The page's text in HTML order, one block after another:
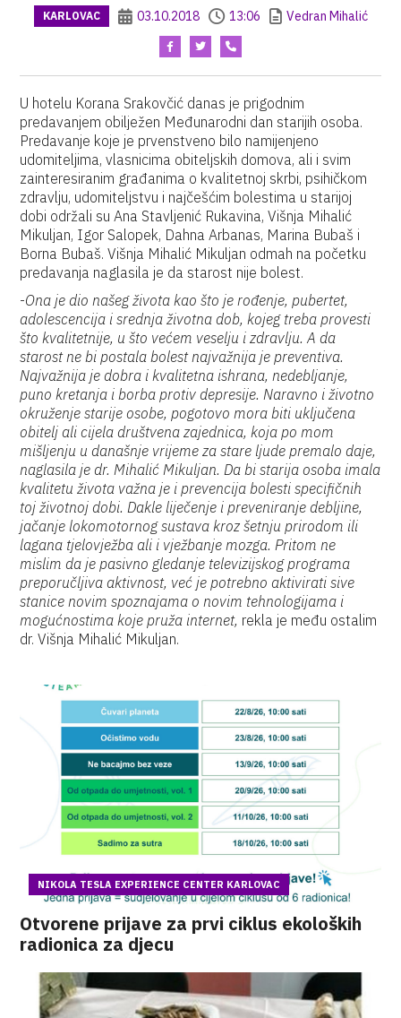
KARLOVAC 03.10.2018 13:06 Vedran Mihalić
U hotelu Korana Srakovčić danas je prigodnim
predavanjem obilježen Međunarodni dan starijih osoba.
Predavanje koje je prvenstveno bilo namijenjeno
udomiteljima, vlasnicima obiteljskih domova, ali i svim
zainteresiranim građanima o kvalitetnoj skrbi, psihičkom
zdravlju, udomiteljstvu i najčešćim bolestima u starijoj
dobi održali su Ana Stavljenić Rukavina, Višnja Mihalić
Mikuljan, Igor Salopek, Dahna Arbanas, Marina Bubaš i
Borna Bubaš. Višnja Mihalić Mikuljan odmah na početku
predavanja naglasila je da starost nije bolest.
-Ona je dio našeg života kao što je rođenje, pubertet,
adolescencija i srednja životna dob, kojeg treba provesti
što kvalitetnije, u što većem veselju i zdravlju. A da
starost ne bi postala bolest najvažnija je preventiva.
Najvažnija je dobra i kvalitetna ishrana, nedebljanje,
puno kretanja i borba protiv depresije. Naravno i životno
okruženje starije osobe, pogotovo mora biti uključena
obitelj ali cijela društvena zajednica, koja po mom
mišljenju u današnje vrijeme za stare ljude premalo daje,
naglasila je dr. Mihalić Mikuljan. Da bi starija osoba imala
kvalitetu života važna je i prevencija bolesti specifičnih
toj životnoj dobi. Dakle liječenje i preveniranje debljine,
jačanje lokomotornog sustava kroz šetnju prirodom ili
lagana tjelovježba ali i vježbanje mozga. Pritom ne
mislim da je pasivno gledanje televizijskog programa
preporučljiva aktivnost, već je potrebno aktivirati sive
stanice novim spoznajama o novim tehnologijama i
mogućnostima koje pruža internet, rekla je među ostalim
dr. Višnja Mihalić Mikuljan.
NIKOLA TESLA EXPERIENCE CENTER KARLOVAC
Otvorene prijave za prvi ciklus ekoloških
radionica za djecu